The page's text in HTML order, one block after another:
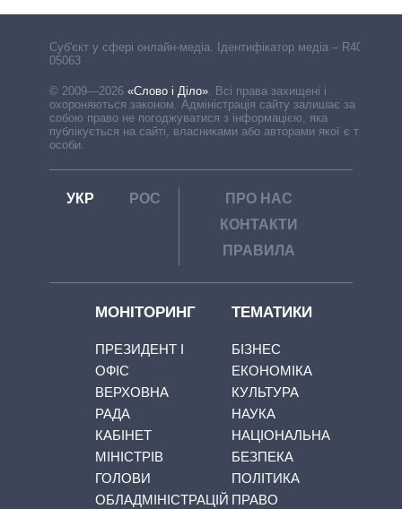
Cуб'єкт у сфері онлайн-медіа. Ідентифікатор медіа – R40-
05063
© 2009—2026 «Слово і Діло». Всі права захищені і
охороняються законом. Адміністрація сайту залишає за
собою право не погоджуватися з інформацією, яка
публікується на сайті, власниками або авторами якої є треті
особи.
УКР РОС
ПРО НАС
КОНТАКТИ
ПРАВИЛА
МОНІТОРИНГ
ПРЕЗИДЕНТ І
ОФІС
ВЕРХОВНА
РАДА
КАБІНЕТ
МІНІСТРІВ
ГОЛОВИ
ОБЛАДМІНІСТРАЦІЙ
ТЕМАТИКИ
БІЗНЕС
ЕКОНОМІКА
КУЛЬТУРА
НАУКА
НАЦІОНАЛЬНА
БЕЗПЕКА
ПОЛІТИКА
ПРАВО